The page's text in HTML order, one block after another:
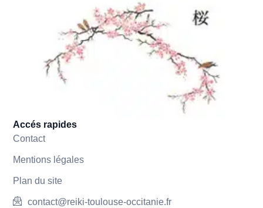
Accés rapides
Contact
Mentions légales
Plan du site
contact@reiki-toulouse-occitanie.fr